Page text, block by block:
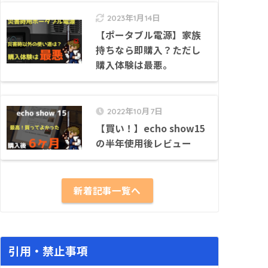
2023年1月14日
【ポータブル電源】家族
持ちなら即購入？ただし
購入体験は最悪。
2022年10月7日
【買い！】echo show15
の半年使用後レビュー
新着記事一覧へ
引用・禁止事項